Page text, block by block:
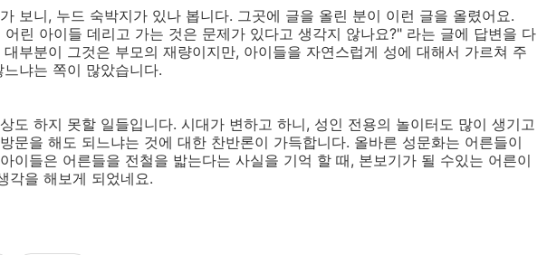
보니, 누드 숙박지가 있나 봅니다. 그곳에 글을 올린 분이 이런 글을 올렸어요.
어린 아이들 데리고 가는 것은 문제가 있다고 생각지 않나요?" 라는 글에 답변을 다
부분이 그것은 부모의 재량이지만, 아이들을 자연스럽게 성에 대해서 가르쳐 주
냐는 쪽이 많았습니다.
도 하지 못할 일들입니다. 시대가 변하고 하니, 성인 전용의 놀이터도 많이 생기고
문을 해도 되느냐는 것에 대한 찬반론이 가득합니다. 올바른 성문화는 어른들이
이들은 어른들을 전철을 밟는다는 사실을 기억 할 때, 본보기가 될 수있는 어른이
각을 해보게 되었네요.